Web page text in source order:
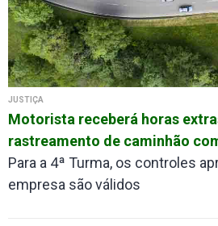
JUSTIÇA
Motorista receberá horas
rastreamento de caminhão
Para a 4ª Turma, os controles
empresa são válidos